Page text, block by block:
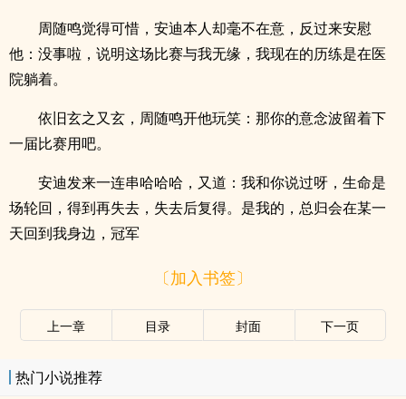
周随鸣觉得可惜，安迪本人却毫不在意，反过来安慰
他：没事啦，说明这场比赛与我无缘，我现在的历练是在医
院躺着。
依旧玄之又玄，周随鸣开他玩笑：那你的意念波留着下
一届比赛用吧。
安迪发来一连串哈哈哈，又道：我和你说过呀，生命是
场轮回，得到再失去，失去后复得。是我的，总归会在某一
天回到我身边，冠军
〔加入书签〕
上一章 目录 封面 下一页
热门小说推荐